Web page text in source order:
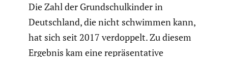
Die Zahl der Grund­schul­kinder in
Deutsch­land, die nicht schwimmen kann,
hat sich seit 2017 verdop­pelt. Zu diesem
Ergebnis kam eine reprä­sen­ta­tive